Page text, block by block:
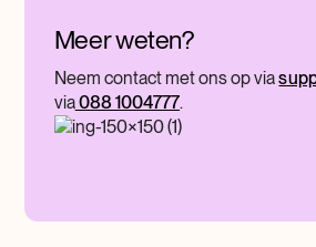
Meer weten?
Neem contact met ons op via
via088 1004777.